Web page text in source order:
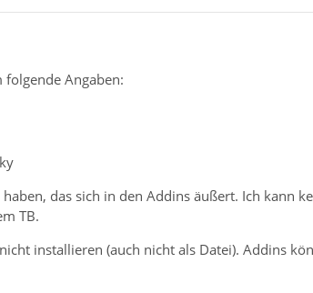
Angaben:
das sich in den Addins äußert. Ich kann
TB.
installieren (auch nicht als Datei). Addins